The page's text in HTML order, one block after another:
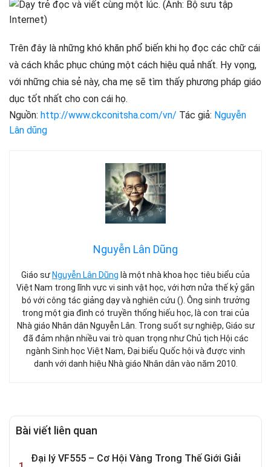
Trên đây là những khó khăn phổ biến khi họ đọc các chữ cái
và cách khắc phục chúng một cách hiệu quả nhất. Hy vọng,
với những chia sẻ này, cha mẹ sẽ tìm thấy phương pháp giáo
dục tốt nhất cho con cái họ.
Nguồn: http://www.ckconitsha.com/vn/ Tác giả: Nguyễn
Lân dũng
Nguyễn Lân Dũng
Giáo sư Nguyễn Lân Dũng là một nhà khoa học tiêu biểu của
Việt Nam trong lĩnh vực vi sinh vật học, với hơn nửa thế kỷ gắn
bó với công tác giảng dạy và nghiên cứu (). Ông sinh trưởng
trong một gia đình có truyền thống hiếu học, là con trai của
Nhà giáo Nhân dân Nguyễn Lân. Trong suốt sự nghiệp, Giáo sư
đã đảm nhận nhiều vai trò quan trọng như Chủ tịch Hội các
ngành Sinh học Việt Nam, Đại biểu Quốc hội và được vinh
danh với danh hiệu Nhà giáo Nhân dân vào năm 2010.
Bài viết liên quan
Đại lý VF555 – Cơ Hội Vàng Trong Thế Giới Giải